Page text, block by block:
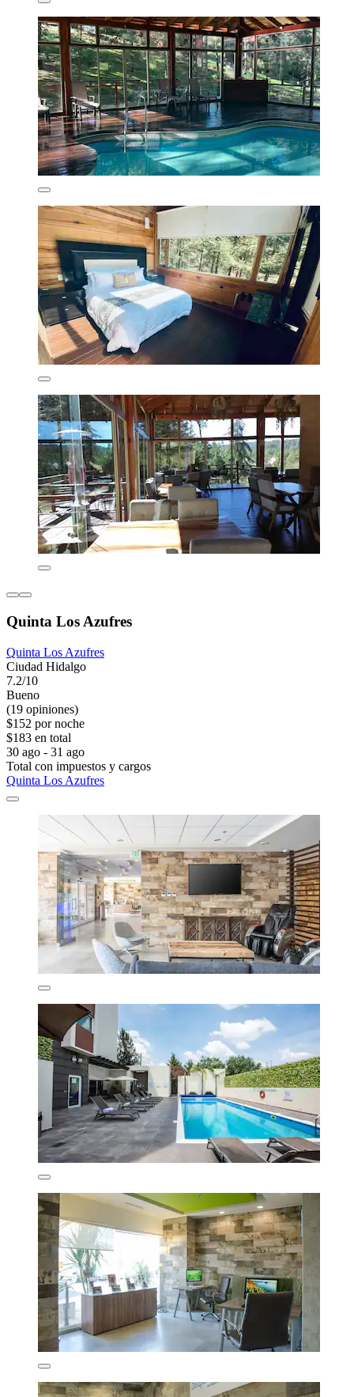
Quinta Los Azufres
Quinta Los Azufres
Ciudad Hidalgo
7.2/10
Bueno
(19 opiniones)
$152 por noche
$183 en total
30 ago - 31 ago
Total con impuestos y cargos
Quinta Los Azufres